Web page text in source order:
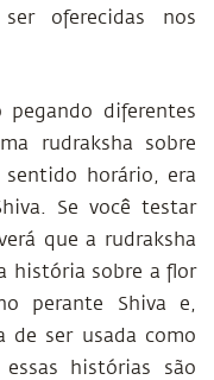
oferecidas nos
pegando diferentes
rudraksha sobre
sentido horário, era
Se você testar
que a rudraksha
história sobre a flor
perante Shiva e,
de ser usada como
histórias são